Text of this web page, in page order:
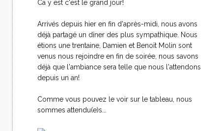
Ca y est c'est le grand jour!
Arrivés depuis hier en fin d'après-midi, nous avons
déjà partagé un dîner des plus sympathique. Nous
étions une trentaine, Damien et Benoït Molin sont
venus nous rejoindre en fin de soirée, nous savons
déjà que l'ambiance sera telle que nous l'attendons
depuis un an!
Comme vous pouvez le voir sur le tableau, nous
sommes attendu(e)s...